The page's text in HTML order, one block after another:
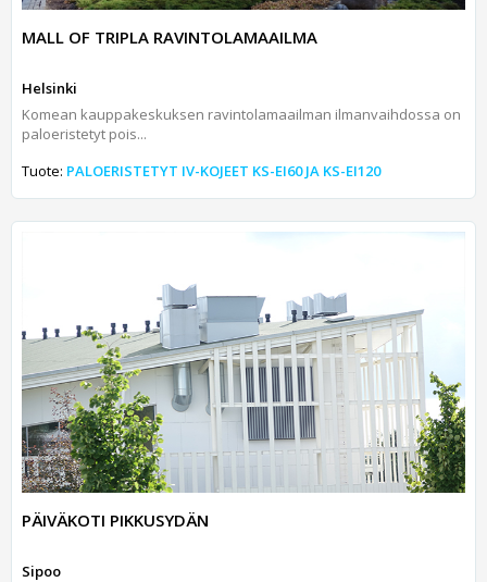
MALL OF TRIPLA RAVINTOLAMAAILMA
Helsinki
Komean kauppakeskuksen ravintolamaailman ilmanvaihdossa on
paloeristetyt pois...
Tuote: PALOERISTETYT IV-KOJEET KS-EI60 JA KS-EI120
PÄIVÄKOTI PIKKUSYDÄN
Sipoo